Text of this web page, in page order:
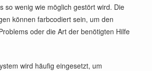
so wenig wie möglich gestört wird. Die
können farbcodiert sein, um den
oder die Art der benötigten Hilfe
wird häufig eingesetzt, um